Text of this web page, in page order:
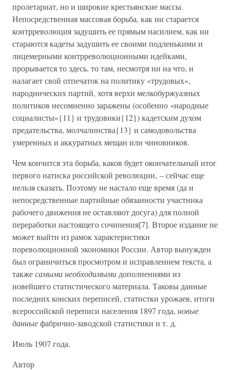
пролетариат, но и широкие крестьянские массы.
Непосредственная массовая борьба, как ни старается
контрреволюция задушить ее прямым насилием, как ни
стараются кадеты задушить ее своими подленькими и
лицемерными контрреволюционными идейками,
прорывается то здесь, то там, несмотря ни на что, и
налагает свой отпечаток на политику «трудовых»,
народнических партий, хотя верхи мелкобуржуазных
политиков несомненно заражены (особенно «народные
социалисты»{11} и трудовики{12}) кадетским духом
предательства, молчалинства{13} и самодовольства
умеренных и аккуратных мещан или чиновников.
Чем кончится эта борьба, каков будет окончательный итог
первого натиска российской революции, – сейчас еще
нельзя сказать. Поэтому не настало еще время (да и
непосредственные партийные обязанности участника
рабочего движения не оставляют досуга) для полной
переработки настоящего сочинения[7]. Второе издание не
может выйти из рамок характеристики
пореволюционной экономики России. Автор вынужден
был ограничиться просмотром и исправлением текста, а
такжесамыми необходимыми дополнениями из
новейшего статистического материала. Таковы данные
последних конских переписей, статистки урожаев, итоги
всероссийской переписи населения 1897 года, новые
данныефабрично-заводской статистики и т. д.
Июль 1907 года.
Автор